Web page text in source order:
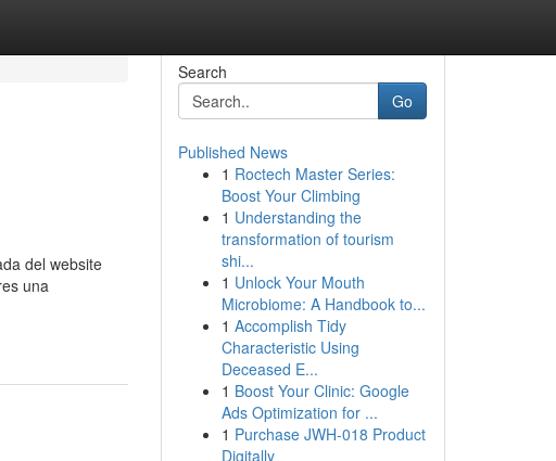
del website
una
Search
Go
Published News
1 Roctech Master Series:
Boost Your Climbing
1 Understanding the
transformation of tourism
shi...
1 Unlock Your Mouth
Microbiome: A Handbook to...
1 Accomplish Tidy
Characteristic Using
Deceased E...
1 Boost Your Clinic: Google
Ads Optimization for ...
1 Purchase JWH-018 Product
Digitally